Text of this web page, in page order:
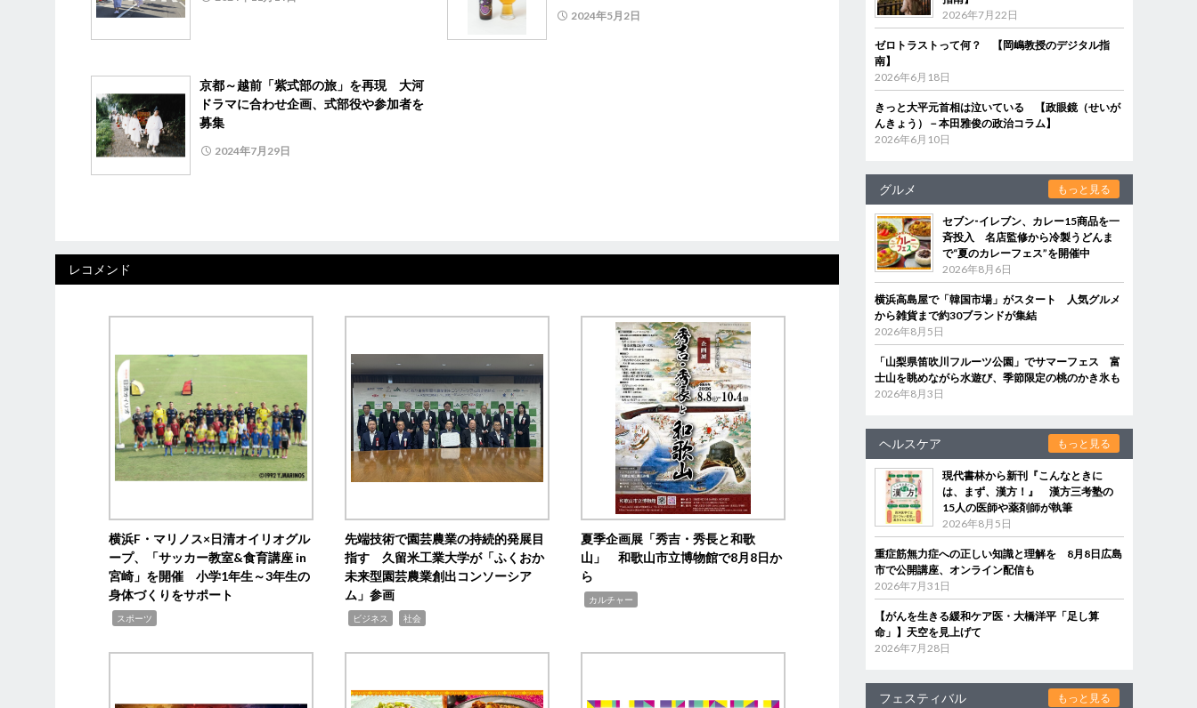
2024年5月2日
京都～越前「紫式部の旅」を再現 大河
ドラマに合わせ企画、式部役や参加者を
募集
2024年7月29日
レコメンド
横浜F・マリノス×日清オイリオグル
ープ、「サッカー教室&食育講座 in
宮崎」を開催 小学1年生～3年生の
身体づくりをサポート
スポーツ
先端技術で園芸農業の持続的発展目
指す 久留米工業大学が「ふくおか
未来型園芸農業創出コンソーシア
ム」参画
ビジネス 社会
夏季企画展「秀吉・秀長と和歌
山」 和歌山市立博物館で8月8日か
ら
カルチャー
2026年7月22日
ゼロトラストって何？ 【岡嶋教授のデジタル指
南】
2026年6月18日
きっと大平元首相は泣いている 【政眼鏡（せいが
んきょう）－本田雅俊の政治コラム】
2026年6月10日
グルメ もっと見る
セブン‐イレブン、カレー15商品を一
斉投入 名店監修から冷製うどんま
で“夏のカレーフェス”を開催中
2026年8月6日
横浜高島屋で「韓国市場」がスタート 人気グルメ
から雑貨まで約30ブランドが集結
2026年8月5日
「山梨県笛吹川フルーツ公園」でサマーフェス 富
士山を眺めながら水遊び、季節限定の桃のかき氷も
2026年8月3日
ヘルスケア もっと見る
現代書林から新刊『こんなときに
は、まず、漢方！』 漢方三考塾の
15人の医師や薬剤師が執筆
2026年8月5日
重症筋無力症への正しい知識と理解を 8月8日広島
市で公開講座、オンライン配信も
2026年7月31日
【がんを生きる緩和ケア医・大橋洋平「足し算
命」】天空を見上げて
2026年7月28日
フェスティバル もっと見る